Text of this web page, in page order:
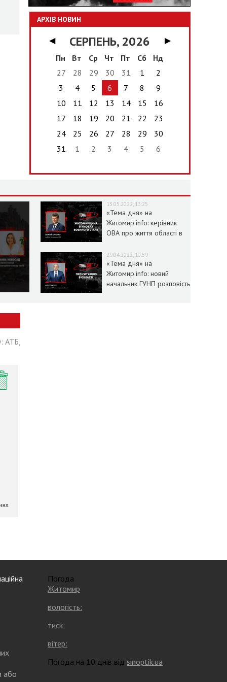
АРХІВ НОВИН
◀ СЕРПЕНЬ, 2026
▶
Пн
Вт Ср Чт Пт Сб
Нд
27
28 29 30 31 1
2
3
4 5 6 7 8
9
10
11 12 13 14 15
16
17
18 19 20 21 22
23
24
25 26 27 28 29
30
31
1 2 3 4 5 6
13.05.2022, 13:25
«Тема дня» на
Житомир.info: керівник
ОВА про життя області в
29.04.2022, 10:59
«Тема дня» на
Житомир.info: новий
начальник ГУНП розповість
АТБ,
або
Погода
Житомир
вологість:
тиск:
вітер:
Погода на 10 днів від sinoptik.ua